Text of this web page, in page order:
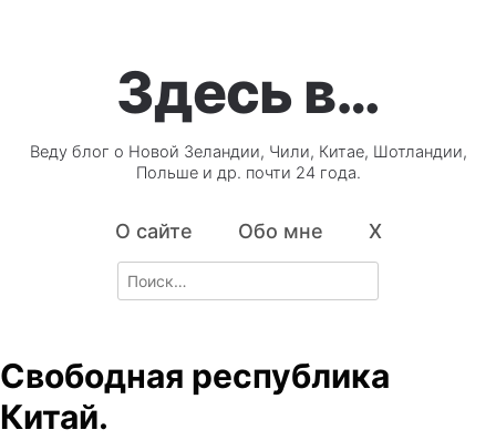
Здесь в…
Веду блог о Новой Зеландии, Чили, Китае, Шотландии,
Польше и др. почти 24 года.
О сайте Обо мне X
Search
for:
Свободная республика
Китай.